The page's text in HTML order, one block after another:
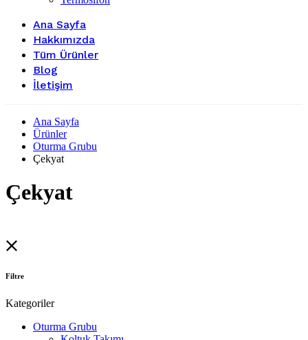
Ana Sayfa
Hakkımızda
Tüm Ürünler
Blog
İletişim
Ana Sayfa
Ürünler
Oturma Grubu
Çekyat
Çekyat
Filtre
Kategoriler
Oturma Grubu